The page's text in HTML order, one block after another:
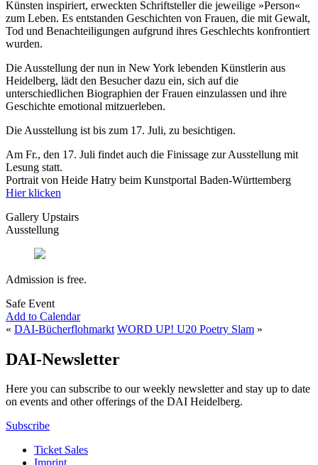
Künsten inspiriert, erweckten Schriftsteller die jeweilige »Person«
zum Leben. Es entstanden Geschichten von Frauen, die mit Gewalt,
Tod und Benachteiligungen aufgrund ihres Geschlechts konfrontiert
wurden.
Die Ausstellung der nun in New York lebenden Künstlerin aus
Heidelberg, lädt den Besucher dazu ein, sich auf die
unterschiedlichen Biographien der Frauen einzulassen und ihre
Geschichte emotional mitzuerleben.
Die Ausstellung ist bis zum 17. Juli, zu besichtigen.
Am Fr., den 17. Juli findet auch die Finissage zur Ausstellung mit
Lesung statt.
Portrait von Heide Hatry beim Kunstportal Baden-Württemberg
Hier klicken
Gallery Upstairs
Ausstellung
Admission is free.
Safe Event
Add to Calendar
« DAI-Bücherflohmarkt WORD UP! U20 Poetry Slam »
DAI-Newsletter
Here you can subscribe to our weekly newsletter and stay up to date
on events and other offerings of the DAI Heidelberg.
Subscribe
Ticket Sales